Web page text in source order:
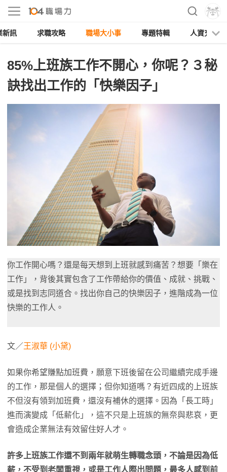
新訊 求職攻略 職場大小事 專題特輯 人資充電
85%上班族工作不開心，你呢？３秘
訣找出工作的「快樂因子」
你工作開心嗎？還是每天想到上班就感到痛苦？想要「樂在
工作」，背後其實包含了工作帶給你的價值、成就、挑戰、
或是找到志同道合。找出你自己的快樂因子，進階成為一位
快樂的工作人。
文／王淑華 (小黛)
如果你希望賺點加班費，願意下班後留在公司繼續完成手邊
的工作，那是個人的選擇；但你知道嗎？有近四成的上班族
不但沒有領到加班費，還沒有補休的選擇。因為「長工時」
進而演變成「低薪化」，這不只是上班族的無奈與悲哀，更
會造成企業無法有效留住好人才。
許多上班族工作還不到兩年就萌生轉職念頭，不論是因為低
薪，不受到老闆重視，或是工作人際出問題，最多人感到前